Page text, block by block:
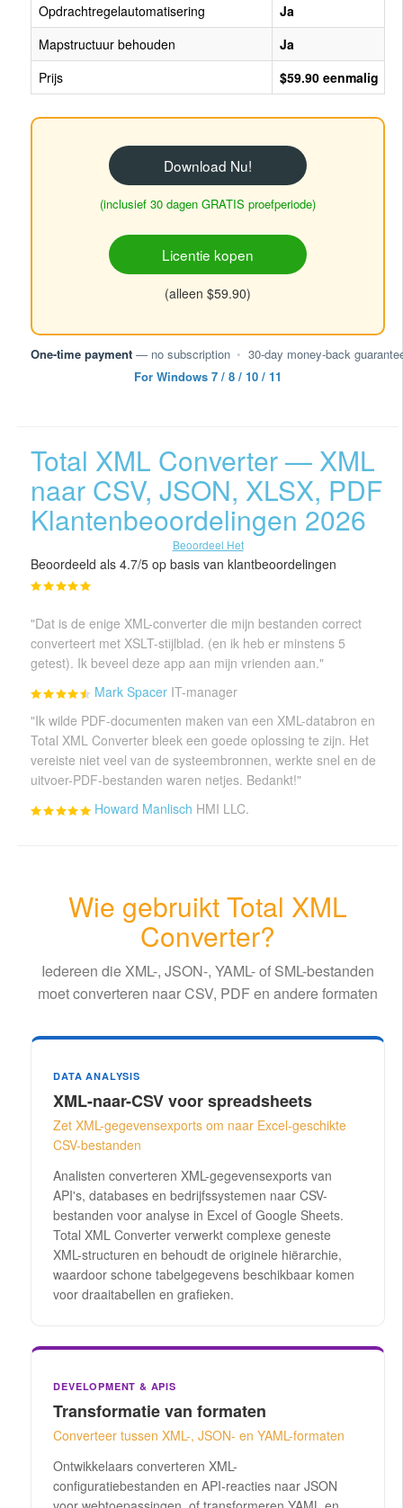
Opdrachtregelautomatisering
Ja
Mapstructuur behouden
Ja
Prijs
$59.90 eenmalig
Download Nu!
(inclusief 30 dagen GRATIS proefperiode)
Licentie kopen
(alleen $59.90)
One-time payment — no subscription • 30-day money-back
For Windows 7 / 8 / 10 / 11
Total XML Converter — XML
naar CSV, JSON, XLSX, PDF
Klantenbeoordelingen 2026
Beoordeel Het
Beoordeeld als 4.7/5 op basis van klantbeoordelingen
"Dat is de enige XML-converter die mijn bestanden correct
converteert met XSLT-stijlblad. (en ik heb er minstens 5
getest). Ik beveel deze app aan mijn vrienden aan."
Mark Spacer IT-manager
"Ik wilde PDF-documenten maken van een XML-databron en
Total XML Converter bleek een goede oplossing te zijn. Het
vereiste niet veel van de systeembronnen, werkte snel en de
uitvoer-PDF-bestanden waren netjes. Bedankt!"
Howard Manlisch HMI LLC.
Wie gebruikt Total XML
Converter?
Iedereen die XML-, JSON-, YAML- of SML-bestanden
moet converteren naar CSV, PDF en andere formaten
DATA ANALYSIS
XML-naar-CSV voor spreadsheets
Zet XML-gegevensexports om naar Excel-geschikte
CSV-bestanden
Analisten converteren XML-gegevensexports van
API's, databases en bedrijfssystemen naar CSV-
bestanden voor analyse in Excel of Google Sheets.
Total XML Converter verwerkt complexe geneste
XML-structuren en behoudt de originele hiërarchie,
waardoor schone tabelgegevens beschikbaar komen
voor draaitabellen en grafieken.
DEVELOPMENT & APIS
Transformatie van formaten
Converteer tussen XML-, JSON- en YAML-formaten
Ontwikkelaars converteren XML-
configuratiebestanden en API-reacties naar JSON